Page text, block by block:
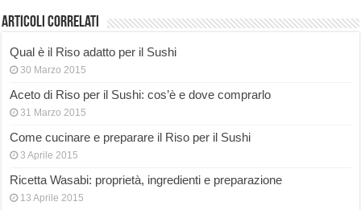
Articoli correlati
Qual è il Riso adatto per il Sushi
30 Marzo 2015
Aceto di Riso per il Sushi: cos’è e dove comprarlo
31 Marzo 2015
Come cucinare e preparare il Riso per il Sushi
3 Aprile 2015
Ricetta Wasabi: proprietà, ingredienti e preparazione
13 Aprile 2015